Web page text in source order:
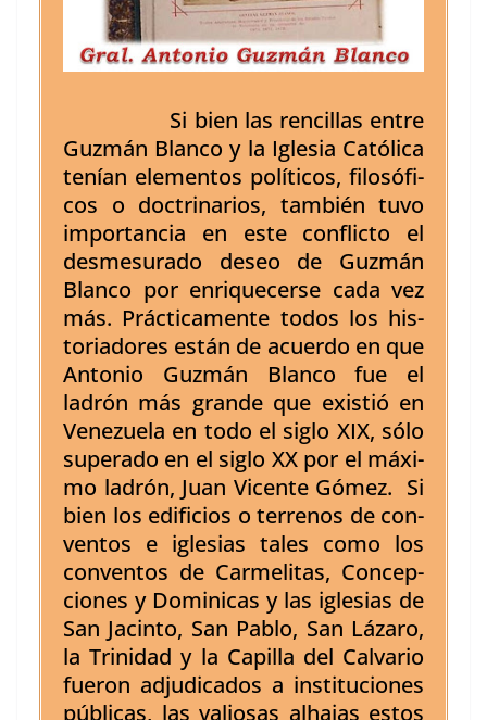
Si bien las ren­cil­las entre
Guzmán Blan­co y la Igle­sia Católi­ca
tenían ele­men­tos políti­cos, filosó­fi­
cos o doc­tri­nar­ios, tam­bién tuvo
impor­tan­cia en este con­flic­to el
desmesura­do deseo de Guzmán
Blan­co por enrique­cerse cada vez
más. Prác­ti­ca­mente todos los his­
to­ri­adores están de acuer­do en que
Anto­nio Guzmán Blan­co fue el
ladrón más grande que exis­tió en
Venezuela en todo el siglo XIX, sólo
super­a­do en el siglo XX por el máx­i­
mo ladrón, Juan Vicente Gómez. Si
bien los edi­fi­cios o ter­renos de con­
ven­tos e igle­sias tales como los
con­ven­tos de Carmeli­tas, Con­cep­
ciones y Domini­cas y las igle­sias de
San Jac­in­to, San Pablo, San Lázaro,
la Trinidad y la Capil­la del Cal­vario
fueron adju­di­ca­dos a insti­tu­ciones
públi­cas, las valiosas alha­jas estos